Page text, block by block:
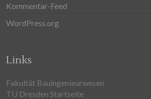
Kommentar-Feed
WordPress.org
Links
Fakultät Bauingenieurwesen
TU Dresden Startseite